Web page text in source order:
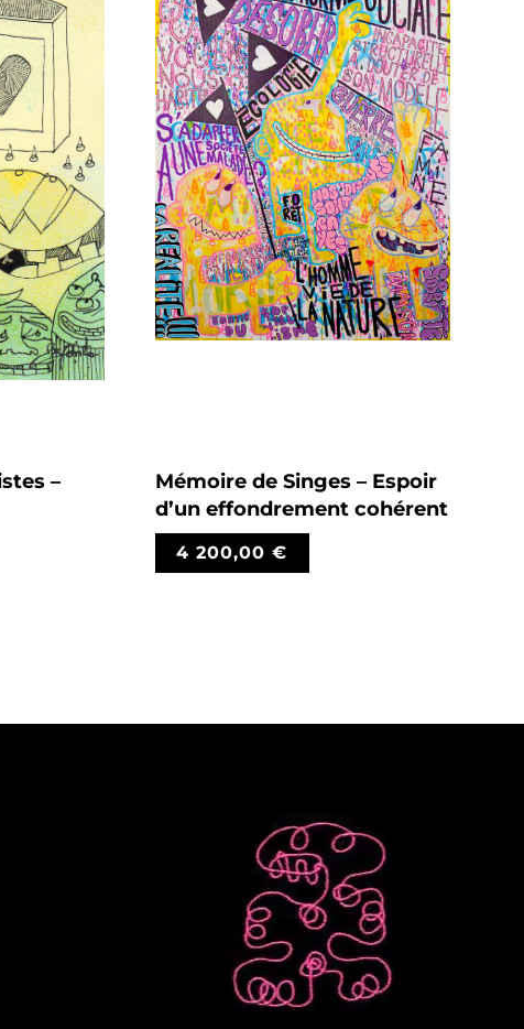
–
Mémoire de Singes – Espoir
d’un effondrement cohérent
4 200,00€